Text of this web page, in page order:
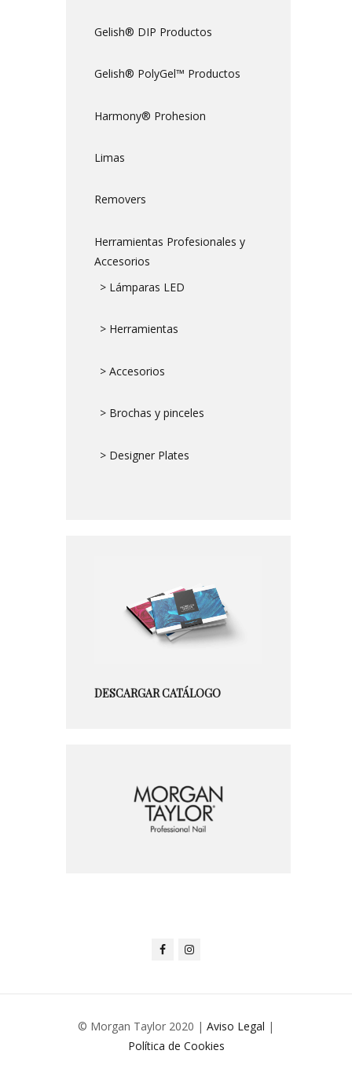
Gelish® DIP Productos
Gelish® PolyGel™ Productos
Harmony® Prohesion
Limas
Removers
Herramientas Profesionales y
Accesorios
> Lámparas LED
> Herramientas
> Accesorios
> Brochas y pinceles
> Designer Plates
DESCARGAR CATÁLOGO
© Morgan Taylor 2020 | Aviso Legal |
Política de Cookies